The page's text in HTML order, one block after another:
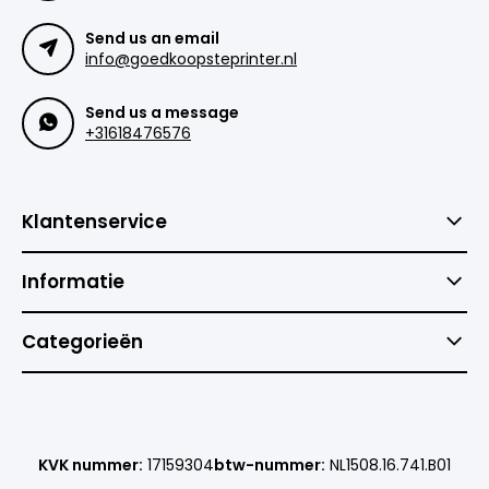
Send us an email
info@goedkoopsteprinter.nl
Send us a message
+31618476576
Klantenservice
Informatie
Categorieën
KVK nummer: 17159304btw-nummer: NL1508.16.741.B01